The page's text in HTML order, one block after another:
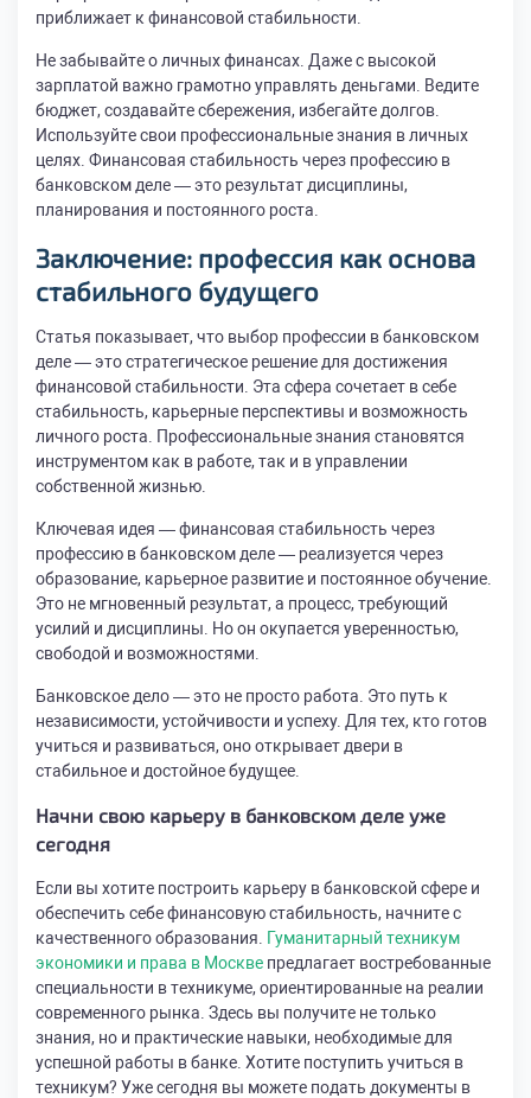
приближает к финансовой стабильности.
Не забывайте о личных финансах. Даже с высокой
зарплатой важно грамотно управлять деньгами. Ведите
бюджет, создавайте сбережения, избегайте долгов.
Используйте свои профессиональные знания в личных
целях. Финансовая стабильность через профессию в
банковском деле — это результат дисциплины,
планирования и постоянного роста.
Заключение: профессия как основа
стабильного будущего
Статья показывает, что выбор профессии в банковском
деле — это стратегическое решение для достижения
финансовой стабильности. Эта сфера сочетает в себе
стабильность, карьерные перспективы и возможность
личного роста. Профессиональные знания становятся
инструментом как в работе, так и в управлении
собственной жизнью.
Ключевая идея — финансовая стабильность через
профессию в банковском деле — реализуется через
образование, карьерное развитие и постоянное обучение.
Это не мгновенный результат, а процесс, требующий
усилий и дисциплины. Но он окупается уверенностью,
свободой и возможностями.
Банковское дело — это не просто работа. Это путь к
независимости, устойчивости и успеху. Для тех, кто готов
учиться и развиваться, оно открывает двери в
стабильное и достойное будущее.
Начни свою карьеру в банковском деле уже
сегодня
Если вы хотите построить карьеру в банковской сфере и
обеспечить себе финансовую стабильность, начните с
качественного образования.
Гуманитарный техникум
экономики и права в Москве предлагает востребованные
специальности в техникуме, ориентированные на реалии
современного рынка. Здесь вы получите не только
знания, но и практические навыки, необходимые для
успешной работы в банке. Хотите поступить учиться в
техникум? Уже сегодня вы можете подать документы в